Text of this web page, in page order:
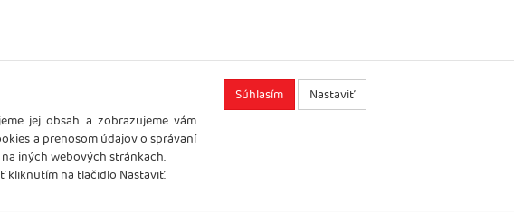
jej obsah a zobrazujeme vám
a prenosom údajov o správaní
iných webových stránkach.
kliknutím na tlačidlo Nastaviť.
Súhlasím Nastaviť